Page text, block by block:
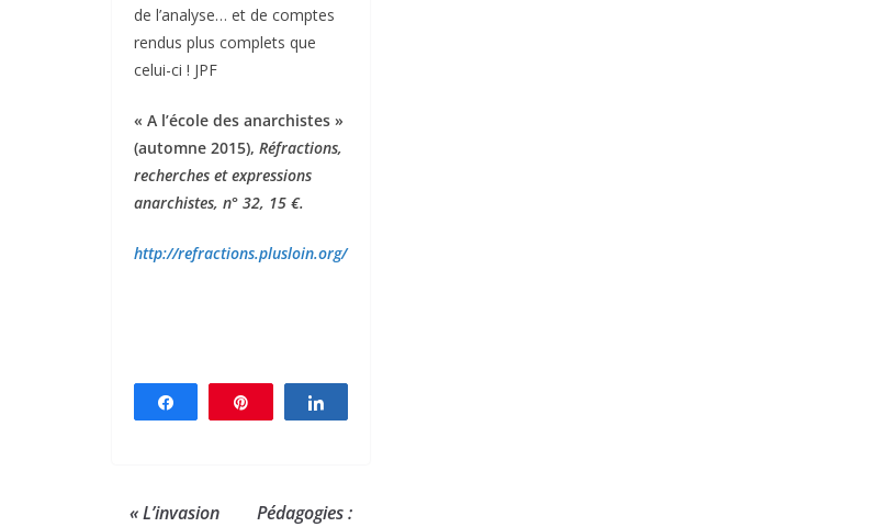
de l’analyse… et de comptes
rendus plus complets que
celui-ci ! JPF
« A l’école des anarchistes »
(automne 2015), Réfractions,
recherches et expressions
anarchistes, n° 32, 15 €.
http://refractions.plusloin.org/
Partagez Épingle
« L’invasion
Pédagogies :